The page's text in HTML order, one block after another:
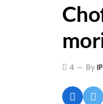
4 By